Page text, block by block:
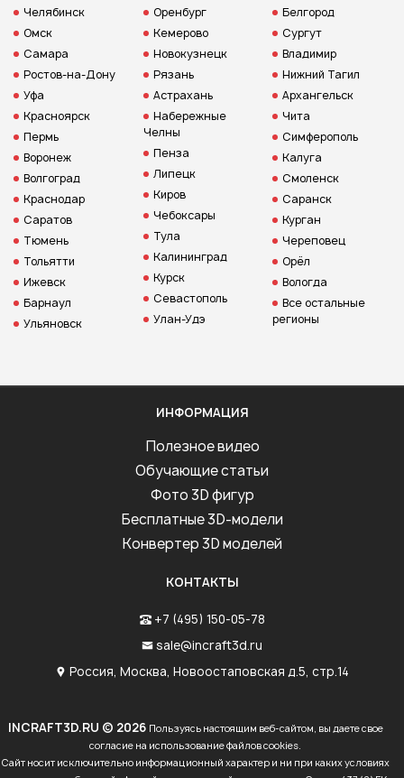
Челябинск
Омск
Самара
Ростов-на-Дону
Уфа
Красноярск
Пермь
Воронеж
Волгоград
Краснодар
Саратов
Тюмень
Тольятти
Ижевск
Барнаул
Ульяновск
Оренбург
Кемерово
Новокузнецк
Рязань
Астрахань
Набережные
Челны
Пенза
Липецк
Киров
Чебоксары
Тула
Калининград
Курск
Севастополь
Улан-Удэ
Белгород
Сургут
Владимир
Нижний Тагил
Архангельск
Чита
Симферополь
Калуга
Смоленск
Саранск
Курган
Череповец
Орёл
Вологда
Все остальные
регионы
ИНФОРМАЦИЯ
Полезное видео
Обучающие статьи
Фото 3D фигур
Бесплатные 3D-модели
Конвертер 3D моделей
КОНТАКТЫ
+7 (495) 150-05-78
sale@incraft3d.ru
Россия, Москва, Новоостаповская д.5, стр.14
INCRAFT3D.RU © 2026 Пользуясь настоящим веб-сайтом, вы даете свое
согласие на использование файлов cookies.
Сайт носит исключительно информационный характер и ни при каких условиях